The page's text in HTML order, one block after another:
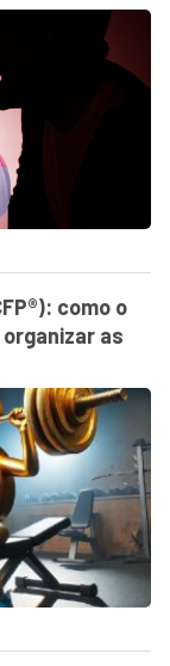
como o
organizar as